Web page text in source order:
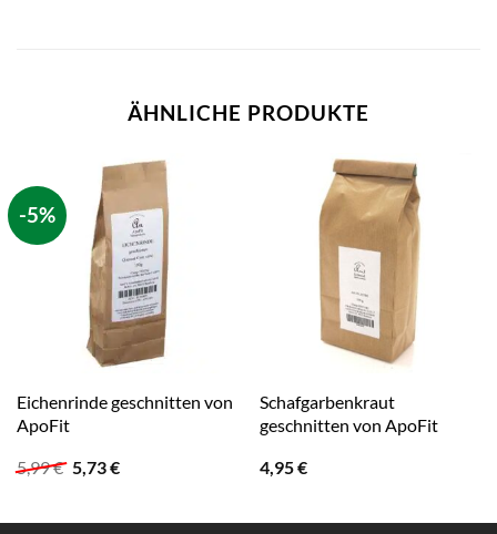
ÄHNLICHE PRODUKTE
-5%
Eichenrinde geschnitten von
ApoFit
5,99€ Ursprünglicher
Preis
5,99 €
5,73€Aktueller
5,73 €.
Schafgarbenkraut
geschnitten von ApoFit
4,95€